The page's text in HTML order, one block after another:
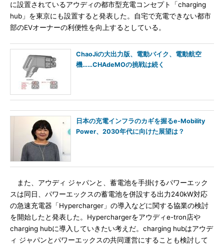
に設置されているアウディの都市型充電コンセプト「charging
hub」を東京にも設置すると発表した。自宅で充電できない都市
部のEVオーナーの利便性を向上するとしている。
ChaoJiの大出力版、電動バイク、電動航空
機……CHAdeMOの挑戦は続く
日本の充電インフラのカギを握るe-Mobility
Power、2030年代に向けた展望は？
また、アウディ ジャパンと、蓄電池を手掛けるパワーエック
スは同日、パワーエックスの蓄電池を併設する出力240kW対応
の急速充電器「Hypercharger」の導入などに関する協業の検討
を開始したと発表した。Hyperchargerをアウディe-tron店や
charging hubに導入していきたい考えだ。charging hubはアウデ
ィ ジャパンとパワーエックスの共同運営にすることも検討して